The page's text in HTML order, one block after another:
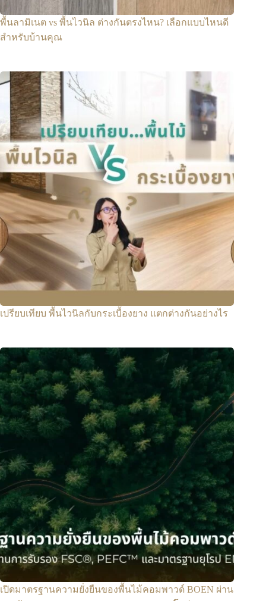
พื้นลามิเนต vs พื้นไวนิล ต่างกันตรงไหน? เลือกแบบไหนดี
สำหรับบ้านคุณ
เปรียบเทียบ พื้นไวนิลกับกระเบื้องยาง แตกต่างกันอย่างไร
เปิดมาตรฐานความยั่งยืนของพื้นไม้คอมพาวด์ BOEN ผ่าน